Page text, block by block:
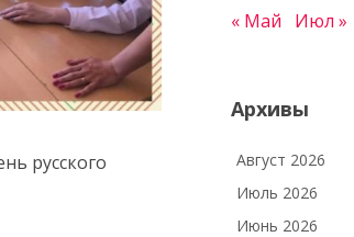
русского
« Май Июл »
Архивы
Август 2026
Июль 2026
Июнь 2026